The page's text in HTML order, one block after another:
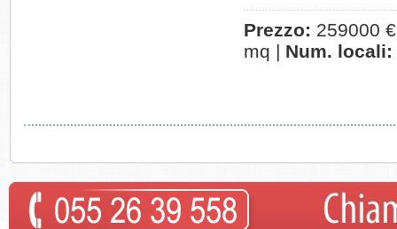
Prezzo: 259000
mq | Num. locali: